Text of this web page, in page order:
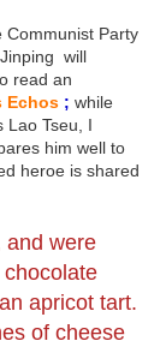
Communist Party
will
read an
Echos ; while
Lao Tseu, I
him well to
heroe is shared
and were
apricot tart.
of cheese